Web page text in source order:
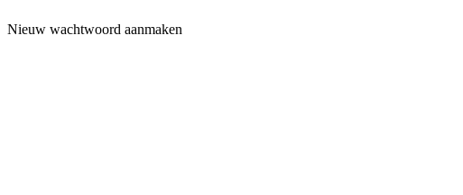
Nieuw wachtwoord aanmaken